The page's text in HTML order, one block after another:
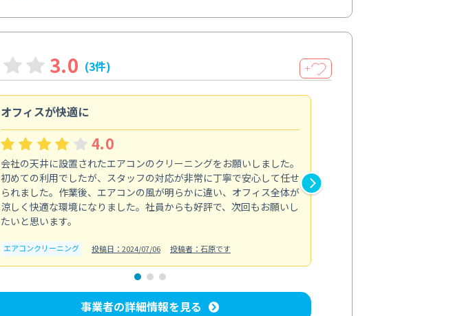
3.0 (3件) ＋
オフィスが快適に
4.0
会社の天井に設置されたエアコンのクリーニングをお願いしました。
初めての利用でしたが、スタッフの対応が非常に丁寧で安心して任せ
られました。作業後、エアコンの風が明らかに違い、オフィス全体が
涼しく快適な環境になりました。社員からも好評で、次回もお願いし
たいと思います。
エアコンクリーニング 投稿日：2024/07/06 投稿者：石原です
事業者の詳細情報を見る